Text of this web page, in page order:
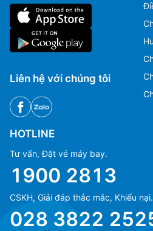
Liên hệ với chúng tôi
HOTLINE
Tư vấn, Đặt vé máy bay.
1900 2813
CSKH, Giải đáp thắc mắc, Khiếu nại.
028 3822(+84) 70 854